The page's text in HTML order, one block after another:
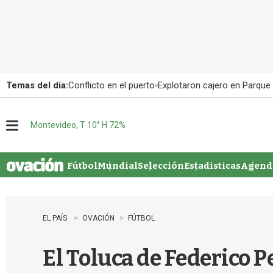
Temas del día:Conflicto en el puerto Explotaron cajero en
u
Montevideo, T 10° H 72%
FútbolMundialSelecciónEstadisticas
EL PAÍS OVACIÓN FÚTBOL
El Toluca de Federico